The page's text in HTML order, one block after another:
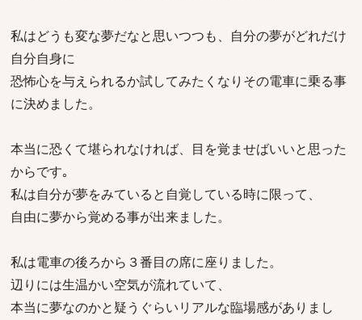
私はどうも変な夢だなと思いつつも、自分の夢がどれだけ
自分自身に
恐怖心を与えられるか試してみたくなりその電車に乗る事
に決めました。
本当に恐くて堪られなければ、目を覚ませばいいと思った
からです｡
私は自分が夢をみていると自覚している時に限って、
自由に夢から覚める事が出来ました。
私は電車の後ろから３番目の席に座りました。
辺りには生温かい空気が流れていて、
本当に夢なのかと疑うぐらいリアルな臨場感がありまし